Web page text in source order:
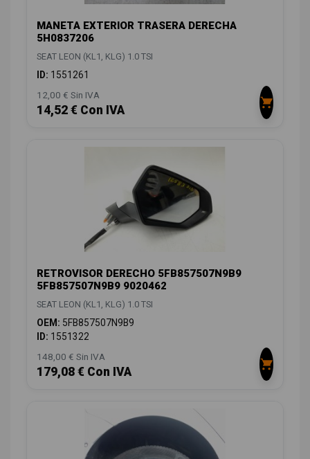
MANETA EXTERIOR TRASERA DERECHA
5H0837206
SEAT LEON (KL1, KLG) 1.0 TSI
ID: 1551261
12,00 € Sin IVA
14,52 € Con IVA
RETROVISOR DERECHO 5FB857507N9B9
5FB857507N9B9 9020462
SEAT LEON (KL1, KLG) 1.0 TSI
OEM: 5FB857507N9B9
ID: 1551322
148,00 € Sin IVA
179,08 € Con IVA